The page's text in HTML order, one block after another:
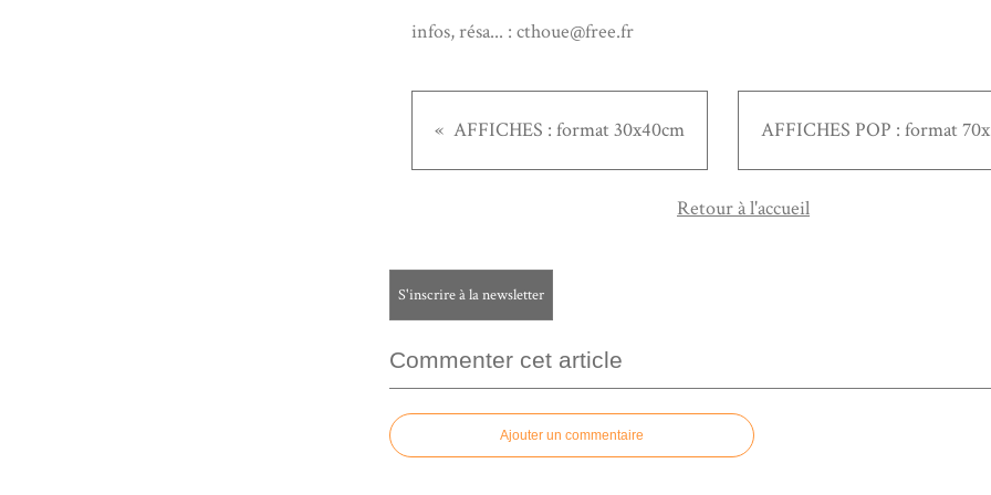
infos, résa... : cthoue@free.fr
AFFICHES : format 30x40cm AFFICHES POP : format
Retour à l'accueil
S'inscrire à la newsletter
Commenter cet article
Ajouter un commentaire